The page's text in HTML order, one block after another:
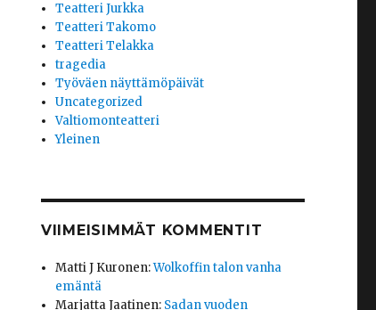
Teatteri Jurkka
Teatteri Takomo
Teatteri Telakka
tragedia
Työväen näyttämöpäivät
Uncategorized
Valtiomonteatteri
Yleinen
VIIMEISIMMÄT KOMMENTIT
Matti J Kuronen:Wolkoffin talon vanha
emäntä
Marjatta Jaatinen: Sadan vuoden